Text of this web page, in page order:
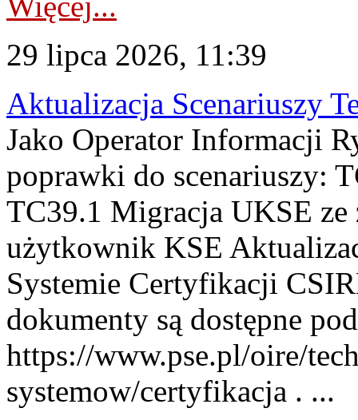
29 lipca 2026, 11:39
Aktualizacja Scenariuszy
Jako Operator Informacji
poprawki do scenariuszy:
TC39.1 Migracja UKSE
użytkownik KSE
Systemie Certyfikacji
dokumenty są dostępne
https://www.pse.pl/oire/
systemow/certyfikacja . ...